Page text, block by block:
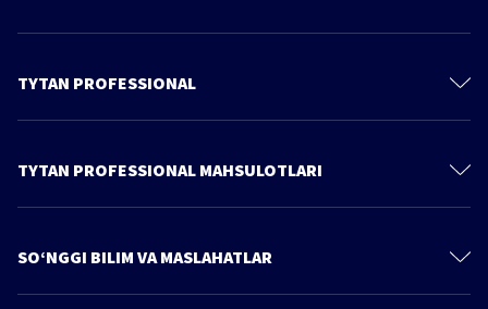
TYTAN PROFESSIONAL
Oʻzimiz haqimizda
Catalog
TYTAN PROFESSIONAL MAHSULOTLARI
Ko'pik-yelimlar
SO‘NGGI BILIM VA MASLAHATLAR
Ko'proq maqolalar